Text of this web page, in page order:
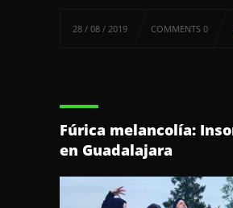
28 / 08 / 2019 COMMENTS 0
Fúrica melancolía:
en Guadalajara